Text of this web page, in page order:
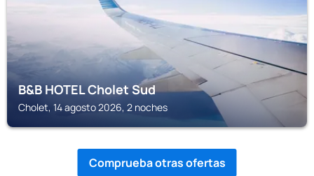
B&B HOTEL Cholet Sud
Cholet, 14 agosto 2026, 2 noches
Comprueba otras ofertas